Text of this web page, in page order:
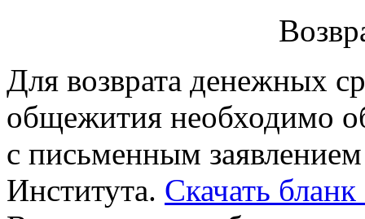
Для возврата денежных
общежития необходимо
с письменным
Института. Скачать бланк